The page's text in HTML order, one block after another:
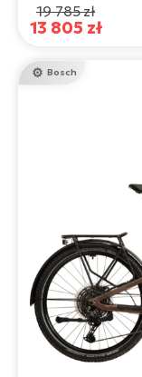
19 785 zł
13 805 zł
Bosch